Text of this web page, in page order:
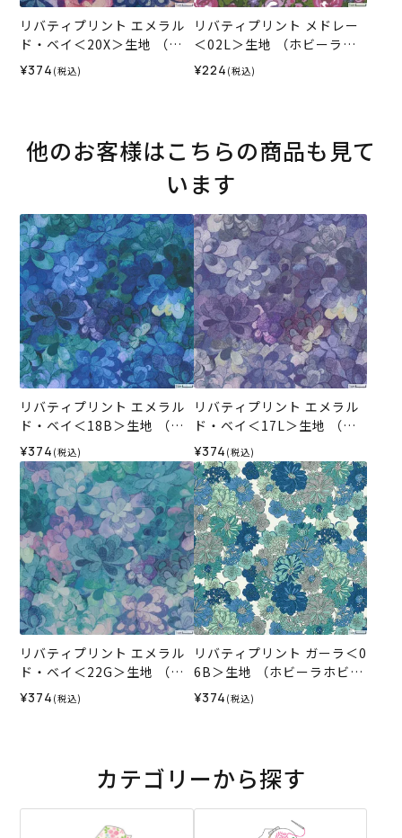
リバティプリント エメラル
ド・ベイ＜20X＞生地 （ホ
ビーラホビーレオリジナ
ル）2026SS
¥374 (税込)
リバティプリント メドレー
＜02L＞生地 （ホビーラホ
ビーレオリジナル）2025ES
¥224 (税込)
他のお客様はこちらの商品も見て
います
リバティプリント エメラル
ド・ベイ＜18B＞生地 （ホ
ビーラホビーレオリジナ
ル）2025AW
¥374 (税込)
リバティプリント エメラル
ド・ベイ＜17L＞生地 （ホ
ビーラホビーレオリジナ
ル）2025AW
¥374 (税込)
リバティプリント エメラル
ド・ベイ＜22G＞生地 （ホ
ビーラホビーレオリジナ
ル）2026SS
¥374 (税込)
リバティプリント ガーラ＜0
6B＞生地 （ホビーラホビー
レオリジナル）2025AW
¥374 (税込)
カテゴリーから探す